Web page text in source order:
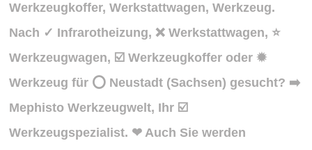
Werkzeugkoffer, Werkstattwagen, Werkzeug.
Nach ✓ Infrarotheizung, ❌ Werkstattwagen, ⭐
Werkzeugwagen, ☑️ Werkzeugkoffer oder ✹
Werkzeug für ⭕ Neustadt (Sachsen) gesucht? ➡️
Mephisto Werkzeugwelt, Ihr ☑️
Werkzeugspezialist. ❤ Auch Sie werden